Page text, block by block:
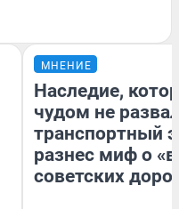
МНЕНИЕ
Наследие,
чудом не
транспортный
разнес миф о
советских